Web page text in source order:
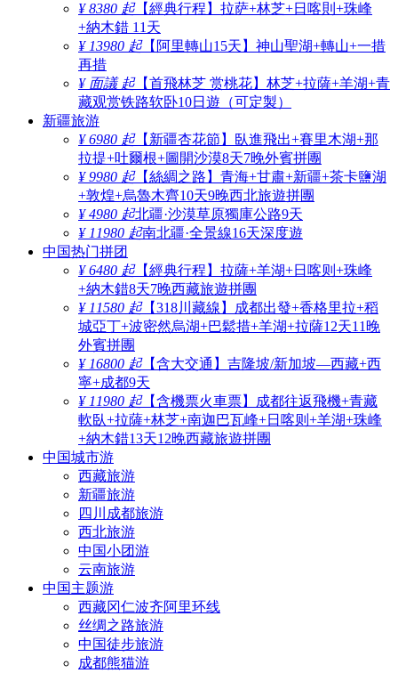
¥ 8380 起【經典行程】拉萨+林芝+日喀則+珠峰
+納木錯 11天
¥ 13980 起【阿里轉山15天】神山聖湖+轉山+一措
再措
¥ 面議 起【首飛林芝 赏桃花】林芝+拉薩+羊湖+青
藏观赏铁路软卧10日遊（可定製）
新疆旅游
¥ 6980 起【新疆杏花節】臥進飛出+賽里木湖+那
拉提+吐爾根+圖開沙漠8天7晚外賓拼團
¥ 9980 起【絲綢之路】青海+甘肅+新疆+茶卡鹽湖
+敦煌+烏魯木齊10天9晚西北旅遊拼團
¥ 4980 起北疆·沙漠草原獨庫公路9天
¥ 11980 起南北疆·全景線16天深度遊
中国热门拼团
¥ 6480 起【經典行程】拉薩+羊湖+日喀则+珠峰
+納木錯8天7晚西藏旅遊拼團
¥ 11580 起【318川藏線】成都出發+香格里拉+稻
城亞丁+波密然烏湖+巴鬆措+羊湖+拉薩12天11晚
外賓拼團
¥ 16800 起【含大交通】吉隆坡/新加坡—西藏+西
寧+成都9天
¥ 11980 起【含機票火車票】成都往返飛機+青藏
軟臥+拉薩+林芝+南迦巴瓦峰+日喀则+羊湖+珠峰
+納木錯13天12晚西藏旅遊拼團
中国城市游
西藏旅游
新疆旅游
四川成都旅游
西北旅游
中国小团游
云南旅游
中国主题游
西藏冈仁波齐阿里环线
丝绸之路旅游
中国徒步旅游
成都熊猫游